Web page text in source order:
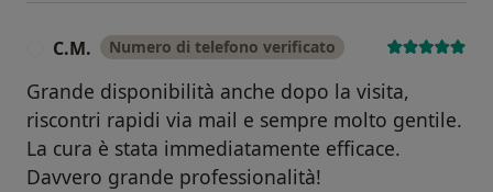
C.M. Numero di telefono verificato
Grande disponibilità anche dopo la visita,
riscontri rapidi via mail e sempre molto gentile.
La cura è stata immediatamente efficace.
Davvero grande professionalità!